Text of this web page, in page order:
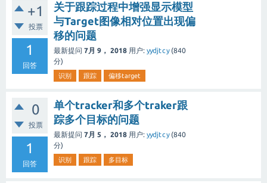
+1
投票
1
回答
关于跟踪过程中增强显示模型
与Target图像相对位置出现偏
移的问题
最新提问 7月 9， 2018 用户: yydjtcy (840
分)
识别 跟踪 偏移target
0
投票
1
回答
单个tracker和多个traker跟
踪多个目标的问题
最新提问 7月 5， 2018 用户: yydjtcy (840
分)
识别 跟踪 多目标